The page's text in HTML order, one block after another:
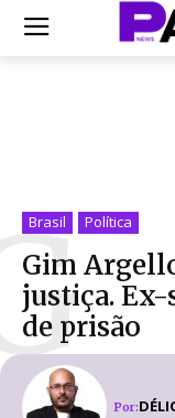
Brasil Política
Gim
justiça. Ex-
de prisão
Por: